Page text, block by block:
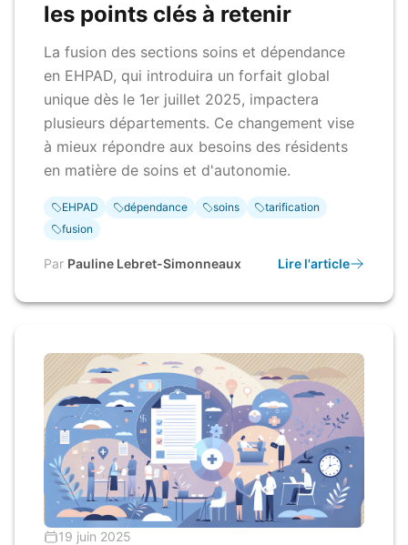
les points clés à retenir
La fusion des sections soins et dépendance
en EHPAD, qui introduira un forfait global
unique dès le 1er juillet 2025, impactera
plusieurs départements. Ce changement vise
à mieux répondre aux besoins des résidents
en matière de soins et d'autonomie.
EHPAD dépendance soins
tarification
fusion
Par Pauline Lebret-Simonneaux Lire l'article
19 juin 2025